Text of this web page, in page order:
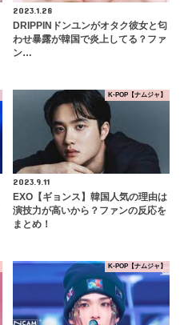
2023.1.28
DRIPPINドンユンがオタク彼女と匂
わせ暴露が韓国で炎上してる？ファ
ン…
K-POP【ナムジャ】
2023.9.11
EXO【ギョンス】韓国人気の理由は
演技力が高いから？ファンの反応を
まとめ！
K-POP【ナムジャ】